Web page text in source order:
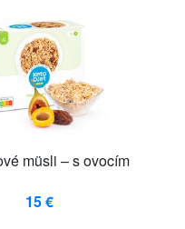
müsli – s ovocím
15 €